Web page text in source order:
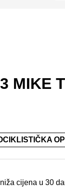
MIKE
cijena u 30